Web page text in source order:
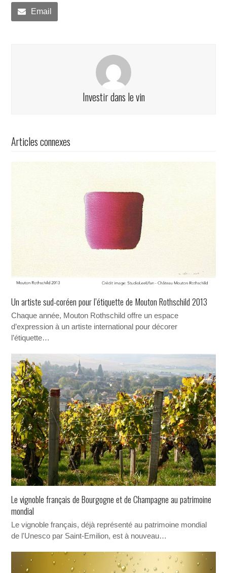
Email
Investir dans le vin
Articles connexes
Un artiste sud-coréen pour l’étiquette de Mouton Rothschild 2013
Chaque année, Mouton Rothschild offre un espace
d’expression à un artiste international pour décorer
l’étiquette…
Le vignoble français de Bourgogne et de Champagne au patrimoine
mondial
Le vignoble français, déjà représenté au patrimoine mondial
de l'Unesco par Saint-Emilion, est à nouveau…